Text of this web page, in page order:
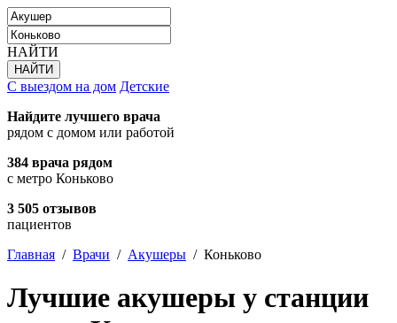
НАЙТИ
С выездом на дом Детские
Найдите лучшего врача
рядом с домом или работой
384 врача рядом
с метро Коньково
3 505 отзывов
пациентов
Главная / Врачи / Акушеры / Коньково
Лучшие акушеры у станции